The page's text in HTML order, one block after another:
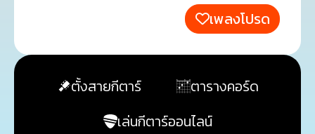
เพลงโปรด
ตั้งสายกีตาร์
ตารางคอร์ด
เล่นกีตาร์ออนไลน์